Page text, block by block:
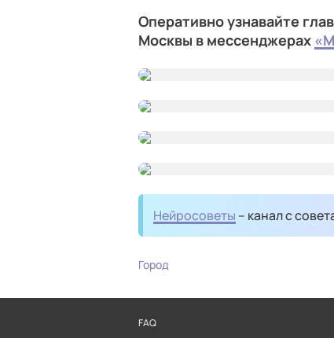
Оперативно узнавайте
Москвы в мессенджерах
Нейросоветы – канал с
Город
FAQ